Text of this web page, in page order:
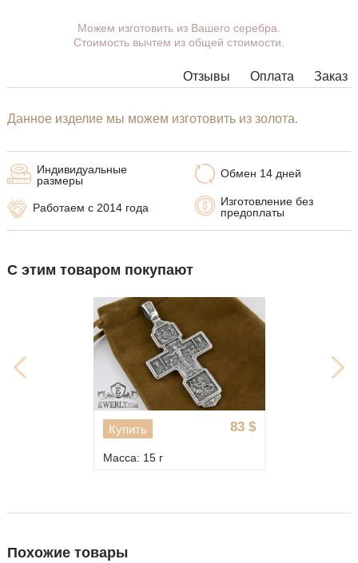
Можем изготовить из Вашего серебра.
Стоимость вычтем из общей стоимости.
Отзывы Заказ
Оплата
Данное изделие мы можем изготовить из золота.
Обмен 14 дней
Изготовление без
предоплаты
Индивидуальные
размеры
Работаем с 2014 года
С этим товаром покупают
83 $
Купить
Масса: 15 г
Похожие товары